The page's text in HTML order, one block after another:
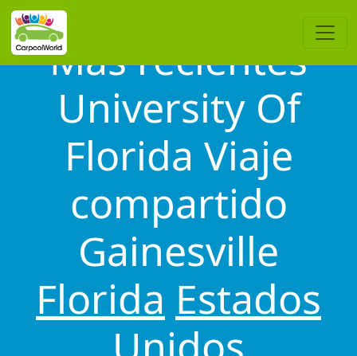
Más recientes
University Of
Florida Viaje
compartido
Gainesville
Florida Estados